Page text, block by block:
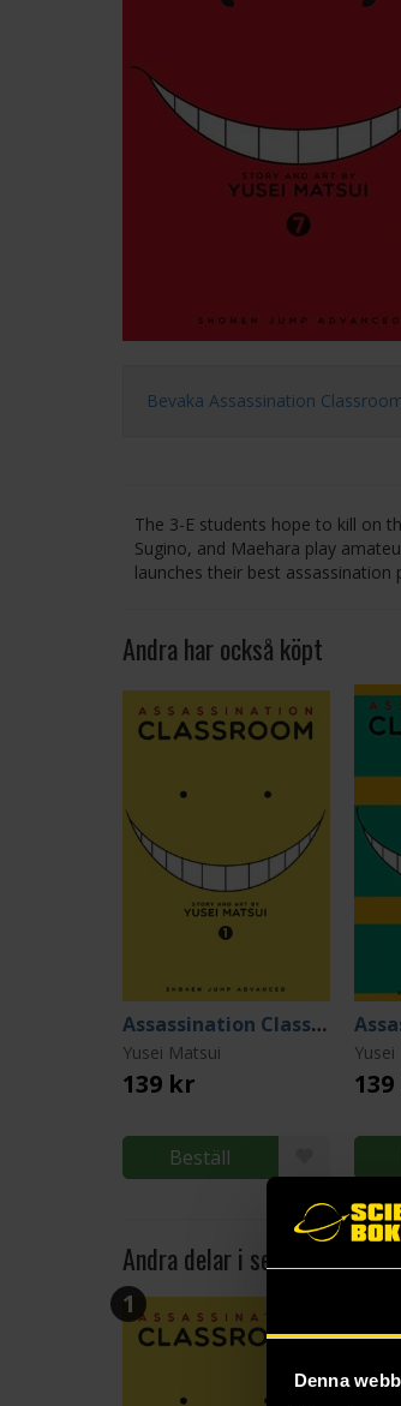
Denna
Bevaka Assassination
The 3-E students hope to kill on
Sugino, and Maehara play
launches their best
Andra har också köpt
Assassination Classroom Vol 1
Yusei Matsui
139 kr
Beställ
Andra delar i serien
1